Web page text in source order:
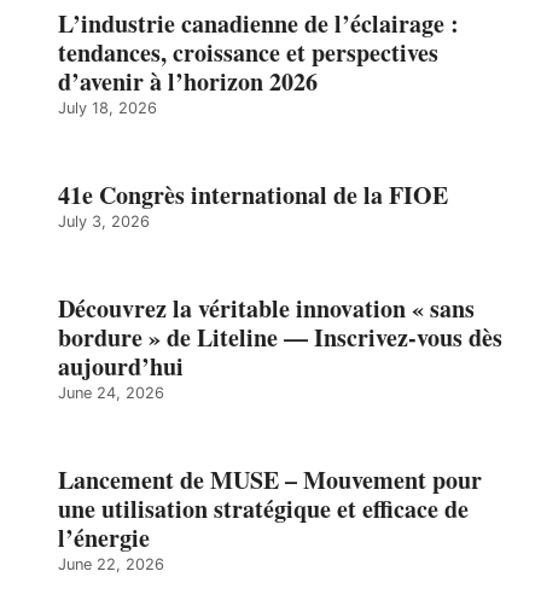
L’industrie canadienne de l’éclairage :
tendances, croissance et perspectives
d’avenir à l’horizon 2026
July 18, 2026
41e Congrès international de la FIOE
July 3, 2026
Découvrez la véritable innovation « sans
bordure » de Liteline — Inscrivez-vous dès
aujourd’hui
June 24, 2026
Lancement de MUSE – Mouvement pour
une utilisation stratégique et efficace de
l’énergie
June 22, 2026